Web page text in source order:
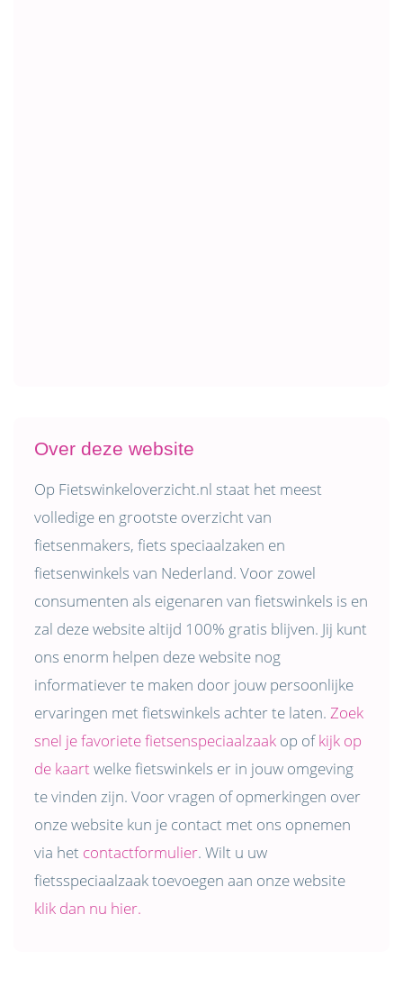
Over deze website
Op Fietswinkeloverzicht.nl staat het meest
volledige en grootste overzicht van
fietsenmakers, fiets speciaalzaken en
fietsenwinkels van Nederland. Voor zowel
consumenten als eigenaren van fietswinkels is en
zal deze website altijd 100% gratis blijven. Jij kunt
ons enorm helpen deze website nog
informatiever te maken door jouw persoonlijke
ervaringen met fietswinkels achter te laten. Zoek
snel je favoriete fietsenspeciaalzaakop ofkijk op
de kaartwelke fietswinkels er in jouw omgeving
te vinden zijn. Voor vragen of opmerkingen over
onze website kun je contact met ons opnemen
via het contactformulier. Wilt u uw
fietsspeciaalzaak toevoegen aan onze website
klik dan nu hier.